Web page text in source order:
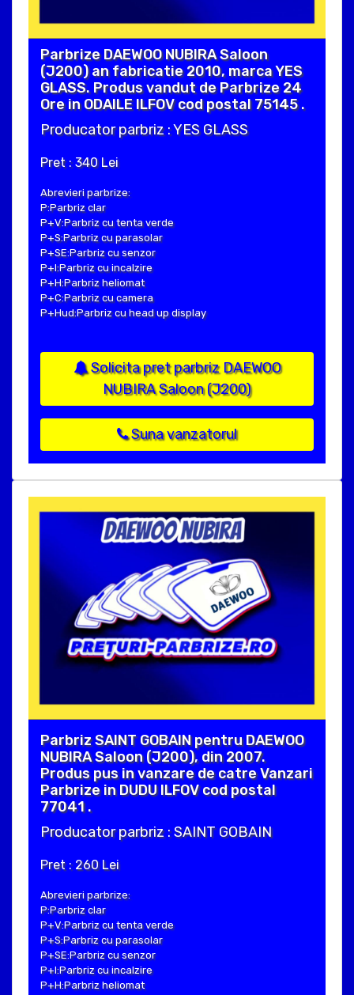
Parbrize DAEWOO NUBIRA Saloon
(J200) an fabricatie 2010, marca YES
GLASS. Produs vandut de Parbrize 24
Ore in ODAILE ILFOV cod postal 75145 .
Producator parbriz : YES GLASS
Pret : 340 Lei
Abrevieri parbrize:
P:Parbriz clar
P+V:Parbriz cu tenta verde
P+S:Parbriz cu parasolar
P+SE:Parbriz cu senzor
P+I:Parbriz cu incalzire
P+H:Parbriz heliomat
P+C:Parbriz cu camera
P+Hud:Parbriz cu head up display
Solicita pret parbriz DAEWOO
NUBIRA Saloon (J200)
Suna vanzatorul
Parbriz SAINT GOBAIN pentru DAEWOO
NUBIRA Saloon (J200), din 2007.
Produs pus in vanzare de catre Vanzari
Parbrize in DUDU ILFOV cod postal
77041 .
Producator parbriz : SAINT GOBAIN
Pret : 260 Lei
Abrevieri parbrize:
P:Parbriz clar
P+V:Parbriz cu tenta verde
P+S:Parbriz cu parasolar
P+SE:Parbriz cu senzor
P+I:Parbriz cu incalzire
P+H:Parbriz heliomat